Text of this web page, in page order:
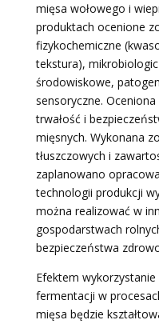
mięsa wołowego i
produktach ocenione
fizykochemiczne
tekstura),
środowiskowe,
sensoryczne.
trwałość i
mięsnych. Wykonana
tłuszczowych i
zaplanowano
technologii produkcji
można realizować w
gospodarstwach
bezpieczeństwa
Efektem
fermentacji w
mięsa będzie